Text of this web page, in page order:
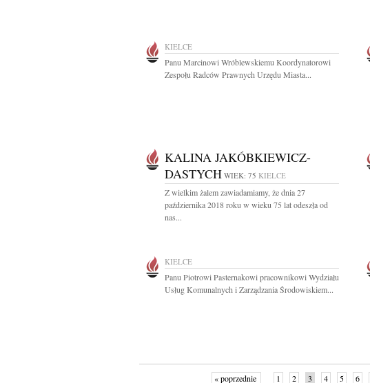
KIELCE
Panu Marcinowi Wróblewskiemu Koordynatorowi
Zespołu Radców Prawnych Urzędu Miasta...
KALINA JAKÓBKIEWICZ-
DASTYCH WIEK: 75 KIELCE
Z wielkim żalem zawiadamiamy, że dnia 27
października 2018 roku w wieku 75 lat odeszła od
nas...
KIELCE
Panu Piotrowi Pasternakowi pracownikowi Wydziału
Usług Komunalnych i Zarządzania Środowiskiem...
« poprzednie 1 2 3 4 5 6